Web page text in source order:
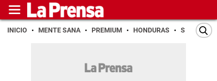
INICIO MENTE SANA PREMIUM HONDURAS SAN PEDRO